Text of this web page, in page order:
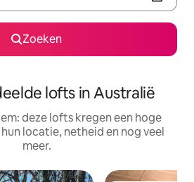
Zoeken
lofts in Australië
deze lofts kregen een hoge
locatie, netheid en nog veel
meer.